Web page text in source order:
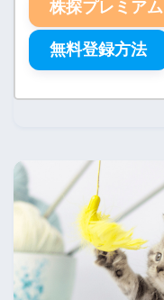
株探プレミアム
無料登録方法